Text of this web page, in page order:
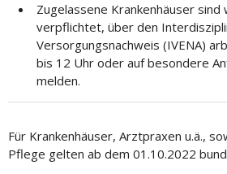
Zugelassene Krankenhäuser sind
verpflichtet, über den
Versorgungsnachweis (IVENA)
bis 12 Uhr oder auf besondere
melden.
Für Krankenhäuser, Arztpraxen u.ä.,
Pflege gelten ab dem 01.10.2022